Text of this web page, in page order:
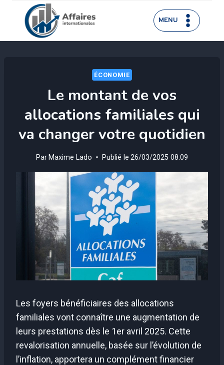
contenu
MENU
ÉCONOMIE
Le montant de vos
allocations familiales qui
va changer votre quotidien
Par Maxime Lado Publié le 26/03/2025 08:09
Les foyers bénéficiaires des allocations
familiales vont connaître une augmentation de
leurs prestations dès le 1er avril 2025. Cette
revalorisation annuelle, basée sur l’évolution de
l’inflation, apportera un complément financier